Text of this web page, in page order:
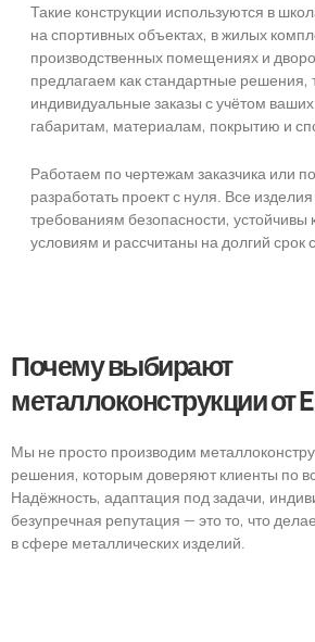
Такие конструкции используются в
на спортивных объектах, в жилых
производственных помещениях и
предлагаем как стандартные решения,
индивидуальные заказы с учётом
габаритам, материалам, покрытию и
Работаем по чертежам заказчика или
разработать проект с нуля. Все
требованиям безопасности, устойчивы
условиям и рассчитаны на долгий срок
Почему выбирают
металлоконструкции от
Мы не просто производим
решения, которым доверяют клиенты по
Надёжность, адаптация под задачи,
безупречная репутация — это то, что
в сфере металлических изделий.